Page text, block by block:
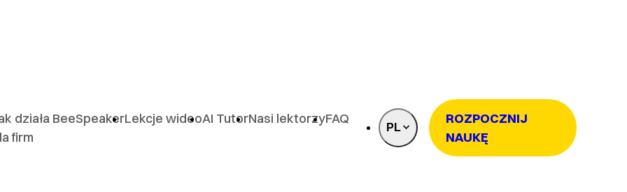
ROZPOCZNIJ
NAUKĘ
działa BeeSpeakerLekcje wideoAI TutorNasi lektorzyFAQ
firm
PL